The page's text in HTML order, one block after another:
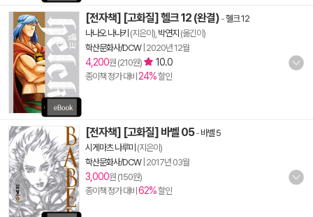
[전자책] [고화질] 헬크 12 (완결) -헬크 12
나나오 나나키 (지은이), 박연지 (옮긴이)
학산문화사/DCW| 2020년 12월
4,200원 (210원) 10.0
종이책 정가 대비 24%할인
[전자책] [고화질] 바벨 05- 바벨 5
시게마츠 나루미 (지은이)
학산문화사/DCW| 2017년 03월
3,000원 (150원)
종이책 정가 대비 62%할인